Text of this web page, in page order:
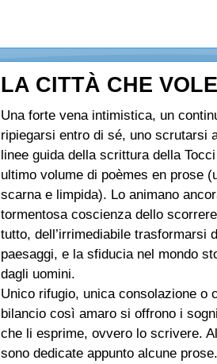
LA CITTÀ CHE
Una forte vena intimistica, un
ripiegarsi entro di sé, uno scrutarsi
linee guida della scrittura della
ultimo volume di poèmes en prose
scarna e limpida). Lo animano
tormentosa coscienza dello
tutto, dell’irrimediabile trasformarsi
paesaggi, e la sfiducia nel mondo
dagli uomini.
Unico rifugio, unica consolazione o
bilancio così amaro si offrono i
che li esprime, ovvero lo scrivere.
sono dedicate appunto alcune